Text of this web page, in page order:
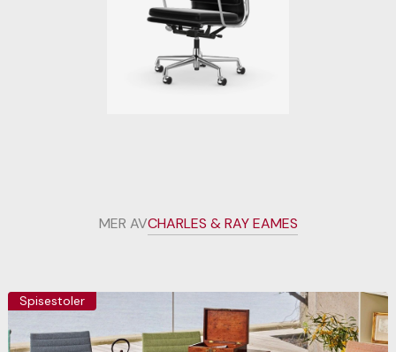
MER AVCHARLES & RAY EAMES
Spisestoler